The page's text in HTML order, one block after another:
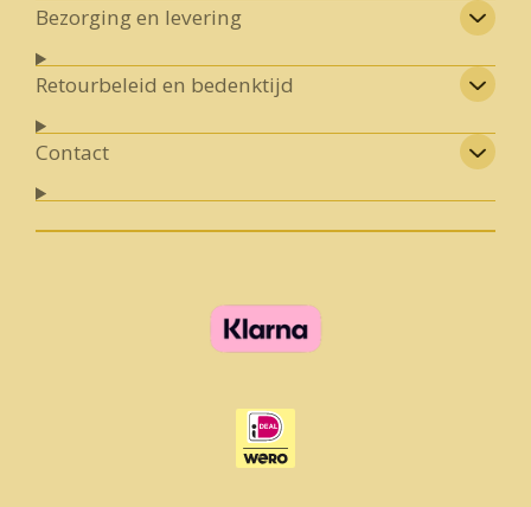
Bezorging en levering
Retourbeleid en bedenktijd
Contact